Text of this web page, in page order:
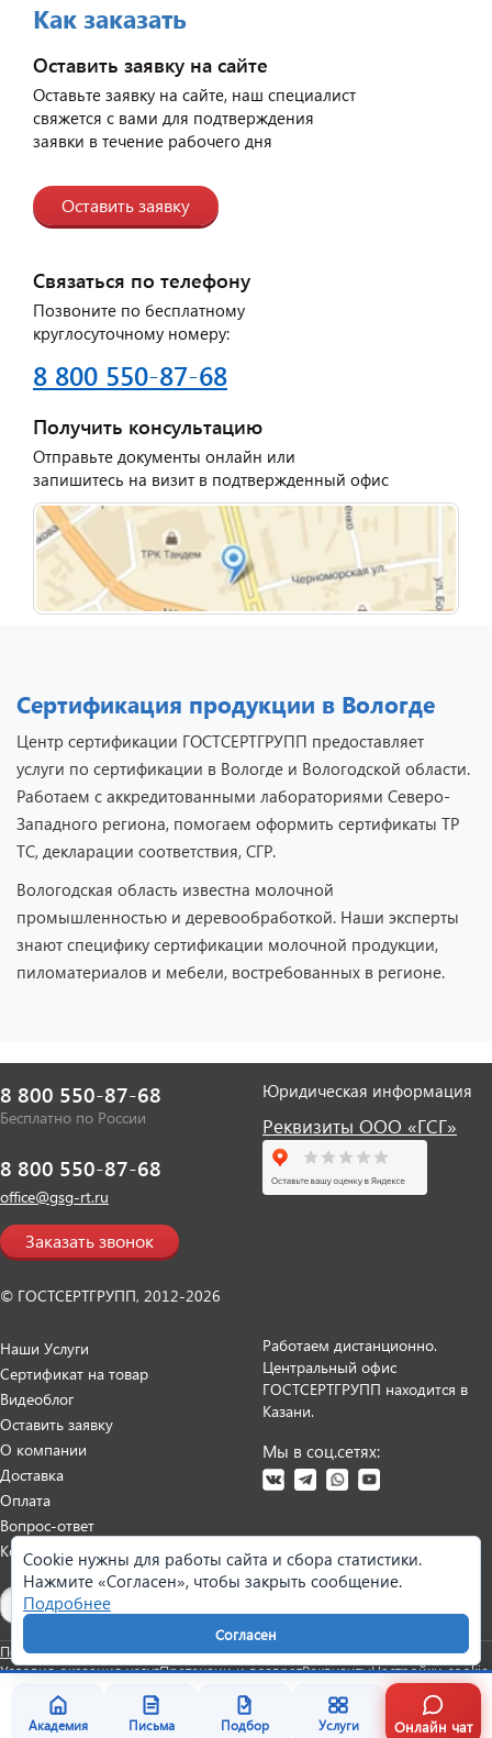
Академия Письма Подбор Услуги Онлайн чат
Как заказать
Оставить заявку на сайте
Оставьте заявку на сайте, наш специалист
свяжется с вами для подтверждения
заявки в течение рабочего дня
Оставить заявку
Связаться по телефону
Позвоните по бесплатному
круглосуточному номеру:
8 800 550-87-68
Получить консультацию
Отправьте документы онлайн или
запишитесь на визит в подтвержденный офис
Сертификация продукции в Вологде
Центр сертификации ГОСТСЕРТГРУПП предоставляет
услуги по сертификации в Вологде и Вологодской области.
Работаем с аккредитованными лабораториями Северо-
Западного региона, помогаем оформить сертификаты ТР
ТС, декларации соответствия, СГР.
Вологодская область известна молочной
промышленностью и деревообработкой. Наши эксперты
знают специфику сертификации молочной продукции,
пиломатериалов и мебели, востребованных в регионе.
8 800 550-87-68
Бесплатно по России
8 800 550-87-68
office@gsg-rt.ru
Заказать звонок
© ГОСТСЕРТГРУПП, 2012-2026
Юридическая информация
Реквизиты ООО «ГСГ»
Наши Услуги
Сертификат на товар
Видеоблог
Оставить заявку
О компании
Доставка
Оплата
Вопрос-ответ
Контакты
Работаем дистанционно.
Центральный офис
ГОСТСЕРТГРУПП находится в
Казани.
Мы в соц.сетях:
Политика персональных данныхСогласие на обработку данных
Условия оказания услугПретензии и возвратРеквизитыНастройки cookie
Cookie нужны для работы сайта и сбора статистики.
Нажмите «Согласен», чтобы закрыть сообщение.
Подробнее
Согласен